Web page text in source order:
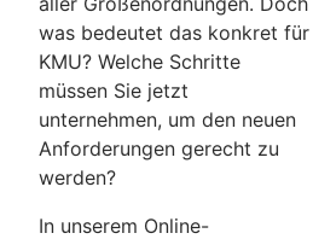
was bedeutet das konkret für
KMU? Welche Schritte
müssen Sie jetzt
unternehmen, um den neuen
Anforderungen gerecht zu
werden?
In unserem Online-